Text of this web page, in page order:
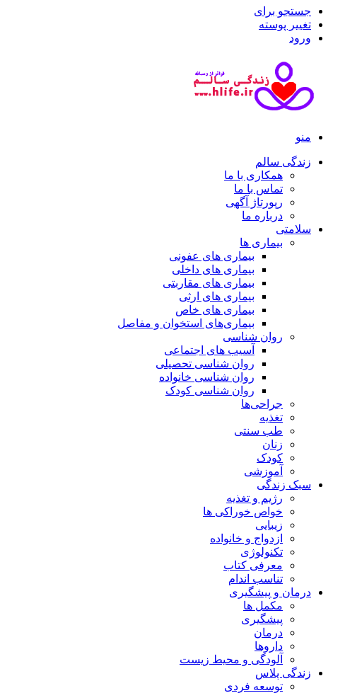
جستجو برای
تغییر پوسته
ورود
منو
زندگی سالم
همکاری با ما
تماس با ما
رپورتاژ آگهی
درباره ما
سلامتی
بیماری ها
بیماری های عفونی
بیماری های داخلی
بیماری های مقاربتی
بیماری های ارثی
بیماری های خاص
بیماری‌های استخوان و مفاصل
روان شناسی
آسیب های اجتماعی
روان شناسی تحصیلی
روان شناسی خانواده
روان شناسی کودک
جراحی‌ها
تغذیه
طب سنتی
زنان
کودک
آموزشی
سبک زندگی
رژیم و تغذیه
خواص خوراکی ها
زیبایی
ازدواج و خانواده
تکنولوژی
معرفی کتاب
تناسب اندام
درمان و پیشگیری
مکمل ها
پیشگیری
درمان
داروها
آلودگی و محیط زیست
زندگی پلاس
توسعه فردی